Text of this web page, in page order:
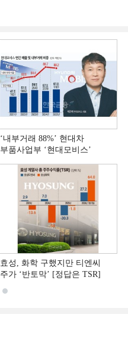
‘내부거래 88%ʼ 현대차
부품사업부 ‘현대모비스ʼ
효성, 화학 구했지만 티엔씨
주가 ‘반토막’ [정답은 TSR]